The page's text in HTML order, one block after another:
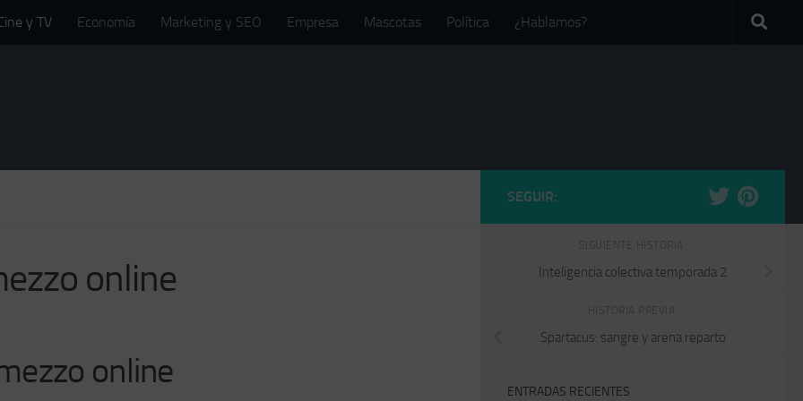
y TV Economía Marketing y SEO Empresa Mascotas Política ¿Hablamos?
online
online
SEGUIR:
Inteligencia colectiva temporada 2
Spartacus: sangre y arena reparto
ENTRADAS RECIENTES